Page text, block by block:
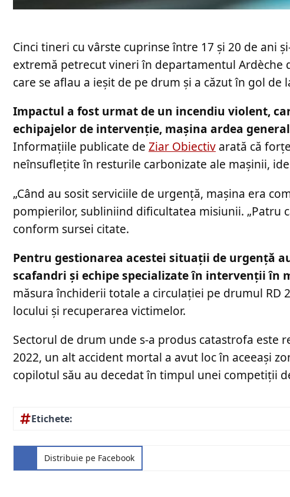
Cinci tineri cu vârste cuprinse între 17 și 20 de
extremă petrecut vineri în departamentul Ardèche
care se aflau a ieșit de pe drum și a căzut în gol de
Impactul a fost urmat de un incendiu violent,
echipajelor de intervenție, mașina ardea
Informațiile publicate de Ziar Obiectiv arată că
neînsuflețite în resturile carbonizate ale mașinii,
„Când au sosit serviciile de urgență, mașina era
pompierilor, subliniind dificultatea misiunii. „Patru
conform sursei citate.
Pentru gestionarea acestei situații de urgență
scafandri și echipe specializate în intervenții în
măsura închiderii totale a circulației pe drumul
locului și recuperarea victimelor.
Sectorul de drum unde s-a produs catastrofa este
2022, un alt accident mortal a avut loc în aceeași
copilotul său au decedat în timpul unei competiții
Etichete:
Distribuie pe Facebook